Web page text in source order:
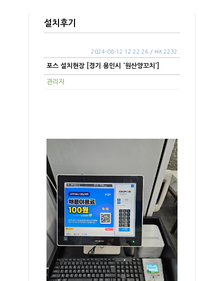
설치후기
2024-08-12 12:22:26 / Hit 2232
포스 설치현장 [경기 용인시 '원산양꼬치']
관리자